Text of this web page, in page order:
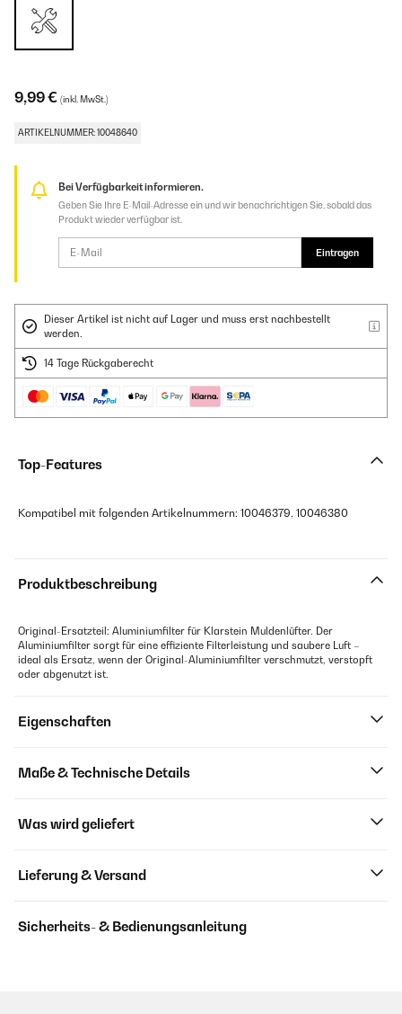
9,99 € (inkl. MwSt.)
ARTIKELNUMMER: 10048640
Bei Verfügbarkeit informieren.
Geben Sie Ihre E-Mail-Adresse ein und wir benachrichtigen Sie, sobald das
Produkt wieder verfügbar ist.
Eintragen
Dieser Artikel ist nicht auf Lager und muss erst nachbestellt
werden.
14 Tage Rückgaberecht
Top-Features
Kompatibel mit folgenden Artikelnummern: 10046379, 10046380
Produktbeschreibung
Original-Ersatzteil: Aluminiumfilter für Klarstein Muldenlüfter. Der
Aluminiumfilter sorgt für eine effiziente Filterleistung und saubere Luft –
ideal als Ersatz, wenn der Original-Aluminiumfilter verschmutzt, verstopft
oder abgenutzt ist.
Eigenschaften
Maße & Technische Details
Was wird geliefert
Lieferung & Versand
Sicherheits- & Bedienungsanleitung